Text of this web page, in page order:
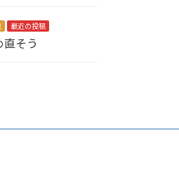
最近の投稿
そう